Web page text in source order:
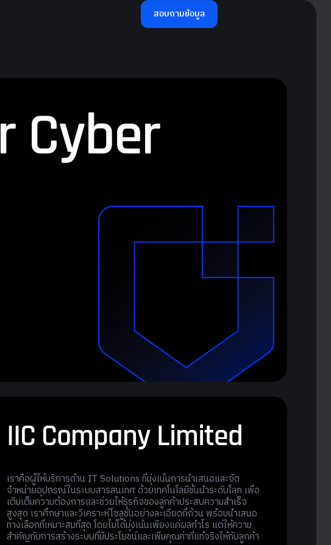
สอบถามข้อมูล
r Cyber
IIC Company Limited
เราคือผู้ให้บริการด้าน IT Solutions ที่มุ่งเน้นการนำเสนอและจัด
จำหน่ายอุปกรณ์ในระบบสารสนเทศ ด้วยเทคโนโลยีชั้นนำระดับโลก เพื่อ
เติมเต็มความต้องการและช่วยให้ธุรกิจของลูกค้าประสบความสำเร็จ
สูงสุด เราศึกษาและวิเคราะห์โซลูชันอย่างละเอียดถี่ถ้วน พร้อมนำเสนอ
ทางเลือกที่เหมาะสมที่สุด โดยไม่ได้มุ่งเน้นเพียงแค่ผลกำไร แต่ให้ความ
สำคัญกับการสร้างระบบที่มีประโยชน์และเพิ่มคุณค่าที่แท้จริงให้กับลูกค้า